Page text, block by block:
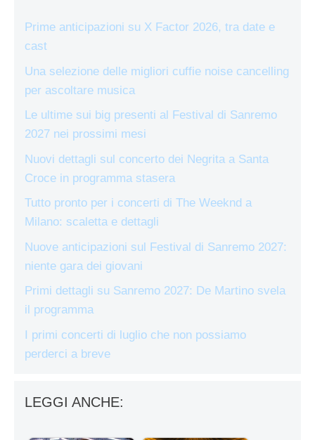
Prime anticipazioni su X Factor 2026, tra date e
cast
Una selezione delle migliori cuffie noise cancelling
per ascoltare musica
Le ultime sui big presenti al Festival di Sanremo
2027 nei prossimi mesi
Nuovi dettagli sul concerto dei Negrita a Santa
Croce in programma stasera
Tutto pronto per i concerti di The Weeknd a
Milano: scaletta e dettagli
Nuove anticipazioni sul Festival di Sanremo 2027:
niente gara dei giovani
Primi dettagli su Sanremo 2027: De Martino svela
il programma
I primi concerti di luglio che non possiamo
perderci a breve
LEGGI ANCHE: